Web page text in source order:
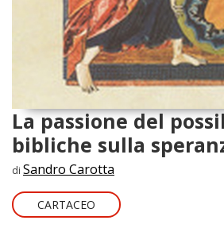
La passione del
bibliche sulla
di Sandro Carotta
CARTACEO